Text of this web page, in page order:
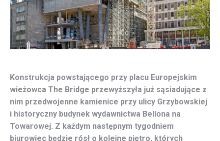
Konstrukcja powstającego przy placu Europejskim
wieżowca The Bridge przewyższyła już sąsiadujące z
nim przedwojenne kamienice przy ulicy Grzybowskiej
i historyczny budynek wydawnictwa Bellona na
Towarowej. Z każdym następnym tygodniem
biurowiec będzie rósł o kolejne piętro, których